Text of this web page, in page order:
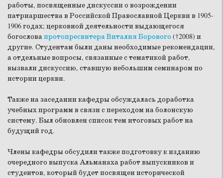
работы, посвященные дискуссии о возрождении
патриаршества в Российской Православной Церкви в 1905-
1906 годах; церковной деятельности выдающегося
богословапротопресвитера Виталия Борового (†2008) и
другие. Студентам были даны необходимые рекомендации,
а отдельные вопросы, связанные с тематикой работ,
вызвали дискуссию, ставшую небольшим семинаром по
истории церкви.
Также на заседании кафедры обсуждалась доработка
учебных программ в связи с переходом на болонскую
систему. Был обновлен список тем итоговых работ на
будущий год.
Члены кафедры обсудили также подготовку к изданию
очередного выпуска Альманаха работ выпускников и
студентов, который будет посвящен исторической